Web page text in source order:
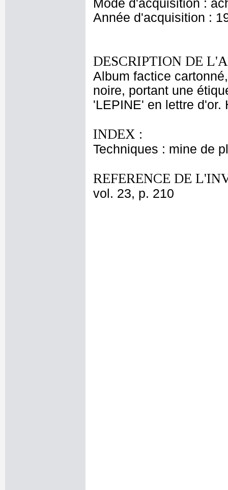
Mode d'acquisition :
Année d'acquisition :
DESCRIPTION DE
Album factice
noire, portant une
'LEPINE' en lettre d'or.
INDEX :
Techniques : mine de
REFERENCE DE
vol. 23, p. 210